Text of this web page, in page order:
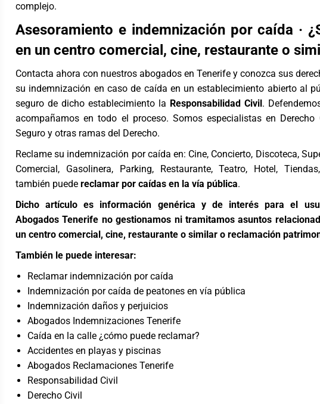
complejo.
Asesoramiento e indemnización por caída ·
en un centro comercial, cine, restaurante o
Contacta ahora con nuestros abogados en Tenerife y conozca sus
su indemnización en caso de caída en un establecimiento abierto al
seguro de dicho establecimiento la Responsabilidad Civil.
acompañamos en todo el proceso. Somos especialistas en Derecho
Seguro y otras ramas del Derecho.
Reclame su indemnización por caída en: Cine, Concierto, Discoteca,
Comercial, Gasolinera, Parking, Restaurante, Teatro, Hotel,
también puede reclamar por caídas en la vía pública.
Dicho artículo es información genérica y de interés para el
Abogados Tenerife no gestionamos ni tramitamos asuntos
un centro comercial, cine, restaurante o similar o reclamación
También le puede interesar:
Reclamar indemnización por caída
Indemnización por caída de peatones en vía pública
Indemnización daños y perjuicios
Abogados Indemnizaciones Tenerife
Caída en la calle ¿cómo puede reclamar?
Accidentes en playas y piscinas
Abogados Reclamaciones Tenerife
Responsabilidad Civil
Derecho Civil